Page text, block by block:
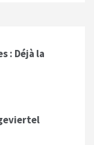
: Déjà la